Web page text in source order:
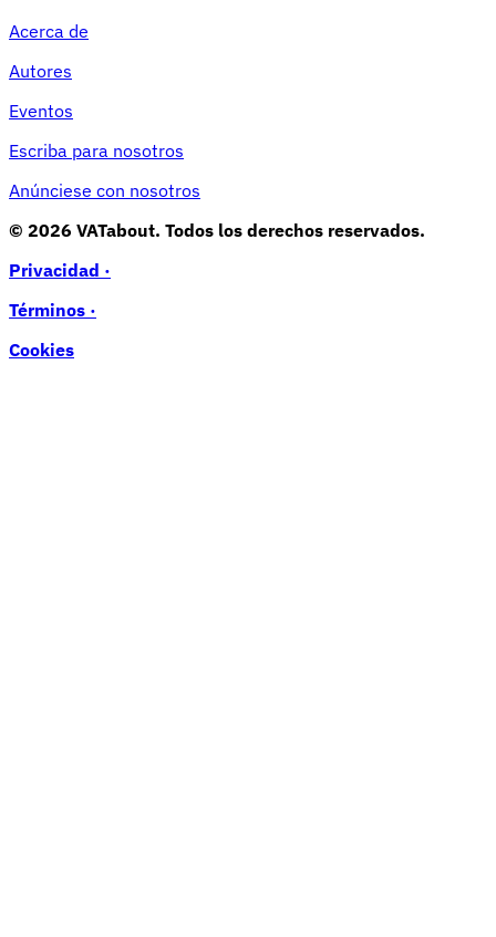
Acerca de
Autores
Eventos
Escriba para nosotros
Anúnciese con nosotros
© 2026 VATabout. Todos los derechos reservados.
Privacidad ·
Términos ·
Cookies